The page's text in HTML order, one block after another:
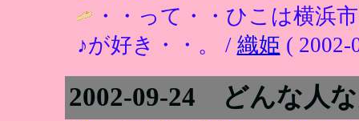
・・って・・ひこは横浜
♪が好き・・。 / 織姫 ( 2002-
2002-09-24 どんな人